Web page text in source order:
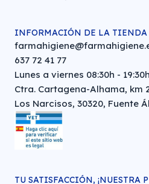
INFORMACIÓN DE LA TIENDA
637 72 41 77
Lunes a viernes 08:30h - 19:30h
Ctra. Cartagena-Alhama, km
Los Narcisos, 30320, Fuente
TU SATISFACCIÓN, ¡NUESTRA